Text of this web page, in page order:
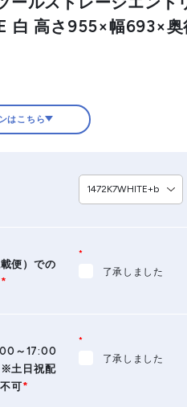
白 高さ955×幅693×奥
はこちら
便）での
*
*
了承しました
～17:00
※土日祝配
可*
*
了承しました